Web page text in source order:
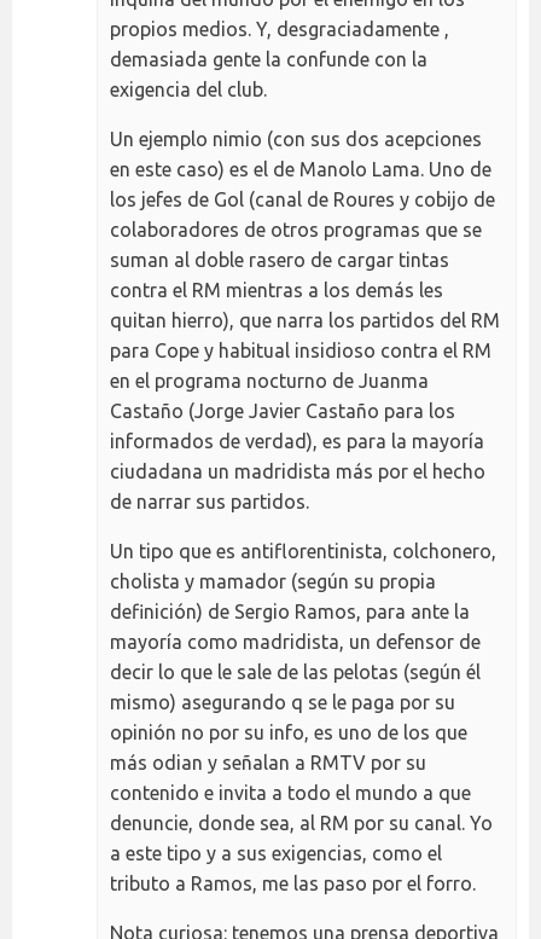
propios medios. Y, desgraciadamente ,
demasiada gente la confunde con la
exigencia del club.
Un ejemplo nimio (con sus dos acepciones
en este caso) es el de Manolo Lama. Uno de
los jefes de Gol (canal de Roures y cobijo de
colaboradores de otros programas que se
suman al doble rasero de cargar tintas
contra el RM mientras a los demás les
quitan hierro), que narra los partidos del RM
para Cope y habitual insidioso contra el RM
en el programa nocturno de Juanma
Castaño (Jorge Javier Castaño para los
informados de verdad), es para la mayoría
ciudadana un madridista más por el hecho
de narrar sus partidos.
Un tipo que es antiflorentinista, colchonero,
cholista y mamador (según su propia
definición) de Sergio Ramos, para ante la
mayoría como madridista, un defensor de
decir lo que le sale de las pelotas (según él
mismo) asegurando q se le paga por su
opinión no por su info, es uno de los que
más odian y señalan a RMTV por su
contenido e invita a todo el mundo a que
denuncie, donde sea, al RM por su canal. Yo
a este tipo y a sus exigencias, como el
tributo a Ramos, me las paso por el forro.
Nota curiosa: tenemos una prensa deportiva